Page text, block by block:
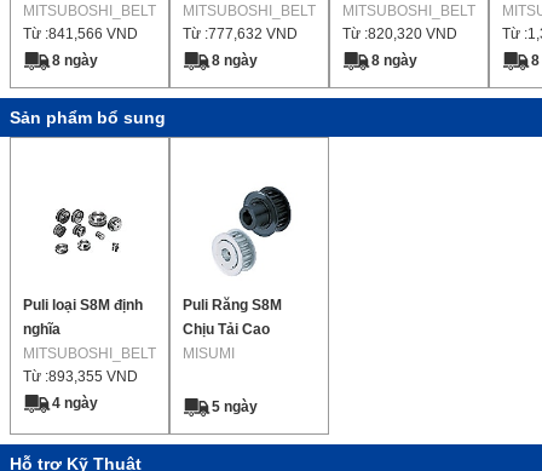
MITSUBOSHI_BELT
Từ :841,566 VND
8 ngày
MITSUBOSHI_BELT
Từ :777,632 VND
8 ngày
MITSUBOSHI_BELT
Từ :820,320 VND
8 ngày
Từ :
Sản phẩm bổ sung
Puli loại S8M định
nghĩa
MITSUBOSHI_BELT
Từ :893,355 VND
4 ngày
Puli Răng S8M
Chịu Tải Cao
MISUMI
5 ngày
Hỗ trợ Kỹ Thuật